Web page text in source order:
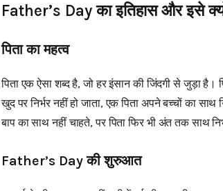
Father’s Day का इतिहास और इसे
पिता का महत्व
पिता एक ऐसा शब्द है, जो हर इंसान की जिंदगी से जुड़ा
खुद पर निर्भर नहीं हो जाता, एक पिता अपने बच्चों का
बाप का साथ नहीं चाहते, पर पिता फिर भी अंत तक साथ
Father’s Day की शुरुआत